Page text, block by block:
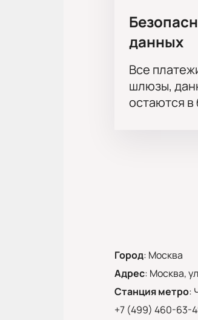
данных
Все
шлюзы,
остаются в
Город: Москва
Адрес: Москва,
Станция метро:
+7 (499) 460-63-